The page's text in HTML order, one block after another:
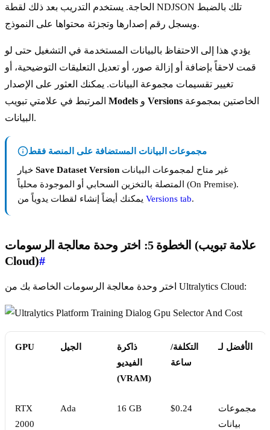
الحاجة. يستخدم التدريب بعد ذلك لقطة NDJSON تلك بالضبط
ويسجل رقم إصدارها وتجزئة محتواها على النموذج.
يؤدي هذا إلى الاحتفاظ بالبيانات المستخدمة في التشغيل حتى لو
قمت لاحقاً بإضافة أو إزالة صور، أو تعديل التعليقات التوضيحية، أو
تغيير تقسيمات مجموعة البيانات. يمكنك العثور على الإصدار
Models Versions
البيانات.
مجموعات البيانات المستضافة على المنصة فقط
Save Dataset Version
المتصلة بالتخزين السحابي أو الموجودة محلياً (On Premise).
Versions tab.
الخطوة 5: اختر وحدة معالجة الرسومات (علامة تبويب
Cloud)#
اختر وحدة معالجة الرسومات الخاصة بك من Ultralytics Cloud:
GPU الجيل
ذاكرة
الفيديو
(VRAM)
التكلفة/
ساعة
الأفضل لـ
RTX
2000
Ada 16 GB $0.24
مجموعات
بيانات